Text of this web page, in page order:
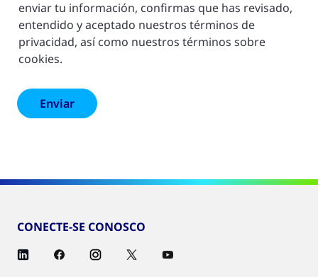
enviar tu información, confirmas que has revisado,
entendido y aceptado nuestros términos de
privacidad, así como nuestros términos sobre
cookies.
CONECTE-SE CONOSCO